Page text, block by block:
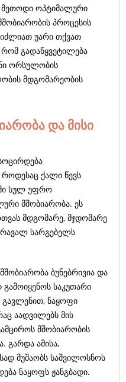
ოპტიმალური
პროცესის
უარი თქვათ
რომ გადაწყვეტილება
ორსულობის
მდგომარეობის
და მისი
ქალი წევს
სულ უფრო
მშობიარობა. ეს
მდგომარე, მჯდომარე
სარგებელს
ბუნებრივია და
საკუთარი
გავლენით, ნაყოფი
აადვილებს მის
მშობიარობის
გარდა ამისა,
მუშაობს საშვილოსნოს
ნაყოფს ჟანგბადი.